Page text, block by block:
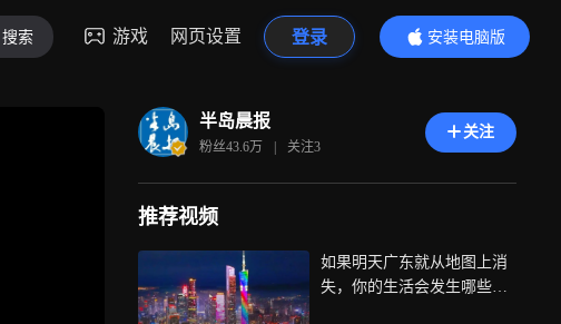
搜索 游戏 网页设置 登录
安装电脑版
内容更精彩
半岛晨报
粉丝43.6万 | 关注3
关注
推荐视频
如果明天广东就从地图上消
失，你的生活会发生哪些变